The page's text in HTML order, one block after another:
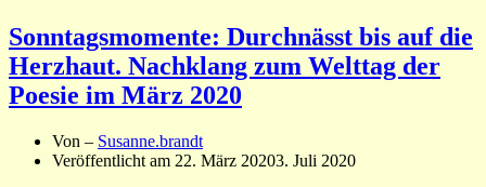
Sonntagsmomente: Durchnässt bis auf die
Herzhaut. Nachklang zum Welttag der
Poesie im März 2020
Von – Susanne.brandt
Veröffentlicht am 22. März 20203. Juli 2020